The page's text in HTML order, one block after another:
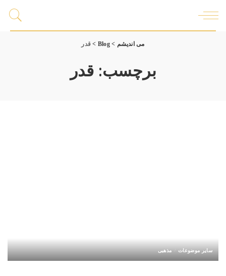
می اندیشم >
Blog
> قدر
برچسب:قدر
سایر موضوعات مذهبی